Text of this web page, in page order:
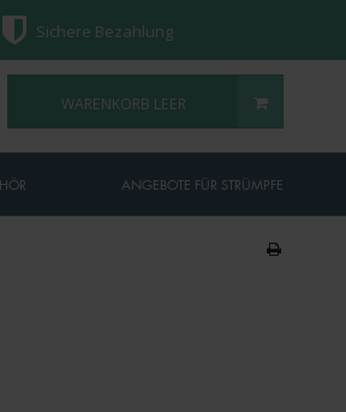
Sichere Bezahlung
WARENKORB LEER
ANGEBOTE FÜR STRÜMPFE